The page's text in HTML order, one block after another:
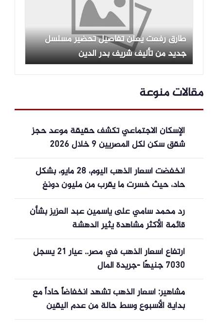
طارق رفعت يعلن تفاصيل تحضير مسلسل
جديد من تأليف شريف بدر الدين
مقالات منوعة
الإسكان الاجتماعي تكشف حقيقة موعد حجز
شقق سكن لكل المصريين 9 خلال 2026
انخفضت أسعار الذهب اليوم، 28 مايو، بشكل
حاد، حيث خسرت ما يقرب من مليون دونغ
فيتنامي للأونصة في يومين فقط.
رد محمد سامي على ياسمين عبد العزيز بشأن
قائمة الأكثر مشاهدة يثير الدهشة
ارتفاع أسعار الذهب في مصر.. عيار 21 يسجل
7030 جنيهًا -جريدة المال
مشاهير: أسعار الذهب تشهد انخفاضاً حاداً مع
بداية الأسبوع وسط حالة من عدم اليقين